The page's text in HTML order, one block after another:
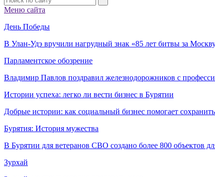
Меню сайта
День Победы
В Улан-Удэ вручили нагрудный знак «85 лет битвы за
Парламентское обозрение
Владимир Павлов поздравил железнодорожников с
Истории успеха: легко ли вести бизнес в Бурятии
Добрые истории: как социальный бизнес помогает
Бурятия: История мужества
В Бурятии для ветеранов СВО создано более 800 объектов
Зурхай